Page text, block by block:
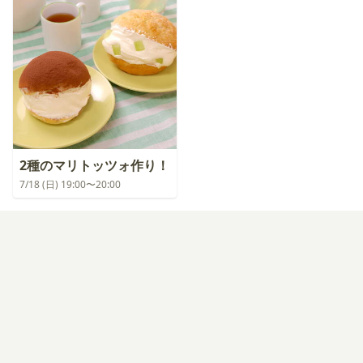
2種のマリトッツォ作り！
7/18 (日) 19:00〜20:00